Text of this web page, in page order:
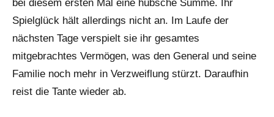
bei diesem ersten Mal eine hübsche Summe. Ihr
Spielglück hält allerdings nicht an. Im Laufe der
nächsten Tage verspielt sie ihr gesamtes
mitgebrachtes Vermögen, was den General und seine
Familie noch mehr in Verzweiflung stürzt. Daraufhin
reist die Tante wieder ab.